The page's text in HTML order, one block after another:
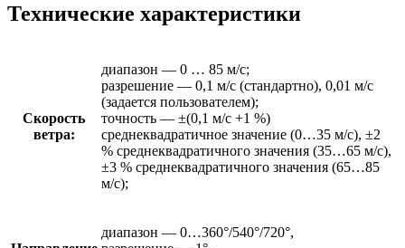
Технические характеристики
Скорость
ветра:
диапазон — 0 … 85 м/с;
разрешение — 0,1 м/с (стандартно), 0,01 м/с
(задается пользователем);
точность — ±(0,1 м/с +1 %)
среднеквадратичное значение (0…35 м/с), ±2
% среднеквадратичного значения (35…65 м/с),
±3 % среднеквадратичного значения (65…85
м/с);
диапазон — 0…360°/540°/720°,